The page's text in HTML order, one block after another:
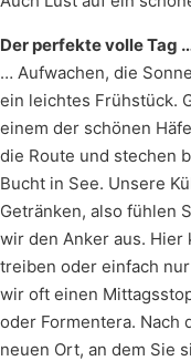
Der perfekte volle Tag
… Aufwachen, die
ein leichtes Frühstück.
einem der schönen
die Route und stechen
Bucht in See. Unsere
Getränken, also fühlen
wir den Anker aus. Hier
treiben oder einfach
wir oft einen
oder Formentera. Nach
neuen Ort, an dem Sie